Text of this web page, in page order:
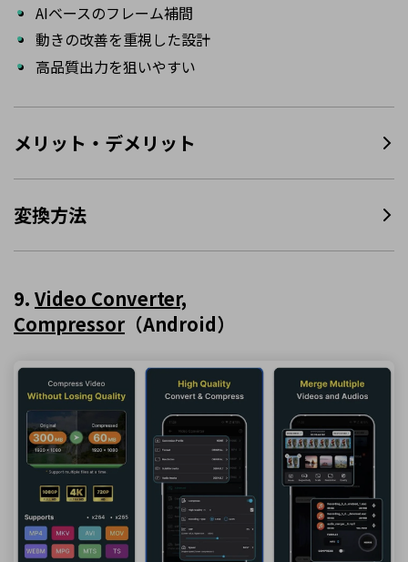
AIベースのフレーム補間
動きの改善を重視した設計
高品質出力を狙いやすい
メリット・デメリット
変換方法
9. Video Converter,
Compressor（Android）